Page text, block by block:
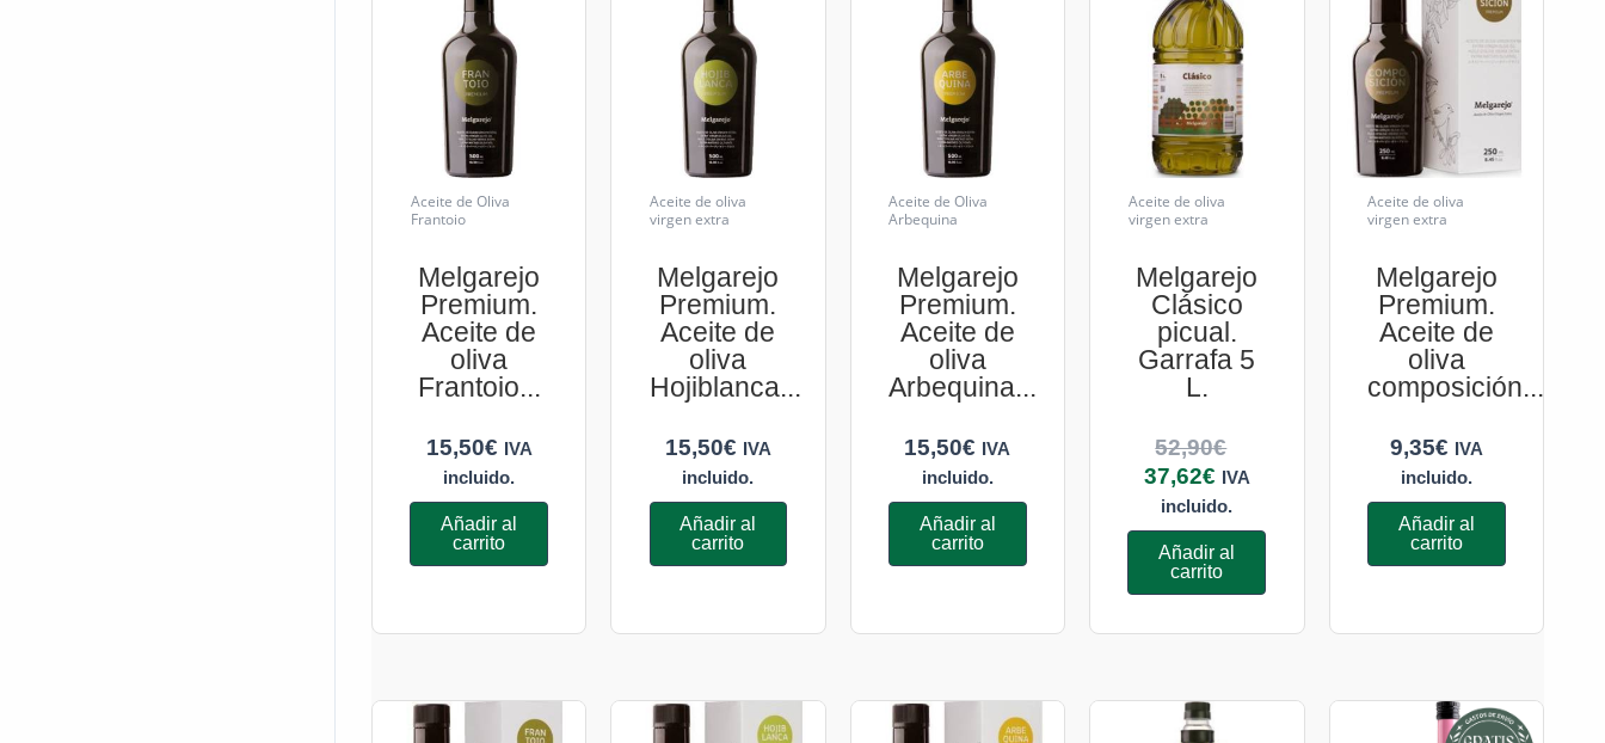
Aceite de Oliva
Frantoio
Melgarejo
Premium.
Aceite de
oliva
Frantoio...
15,50€ IVA
incluido.
Añadir al
carrito
Aceite de oliva
virgen extra
Melgarejo
Premium.
Aceite de
oliva
Hojiblanca...
15,50€ IVA
incluido.
Añadir al
carrito
Aceite de Oliva
Arbequina
Melgarejo
Premium.
Aceite de
oliva
Arbequina...
15,50€ IVA
incluido.
Añadir al
carrito
Aceite de oliva
virgen extra
Melgarejo
Clásico
picual.
Garrafa 5
L.
52,90€
37,62€ IVA
incluido.
Añadir al
carrito
Aceite de oliva
virgen extra
Melgarejo
Premium.
Aceite de
oliva
composición....
9,35€ IVA
incluido.
Añadir al
carrito